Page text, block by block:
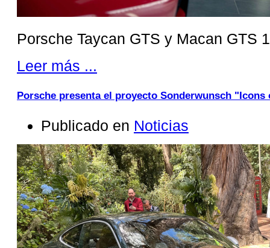
Porsche Taycan GTS y Macan GTS
Leer más ...
Porsche presenta el proyecto Sonderwunsch
Publicado en Noticias